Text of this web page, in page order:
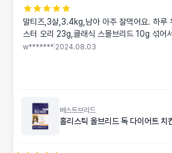
말티즈,3살,3.4kg,남아 아주 잘먹어요. 하루 두번,한끼에 마
스터 오리 23g,클래식 스몰브리드 10g 섞어
w******* 2024.08.03
베스트브리드
홀리스틱 올브리드 독 다이어트 치